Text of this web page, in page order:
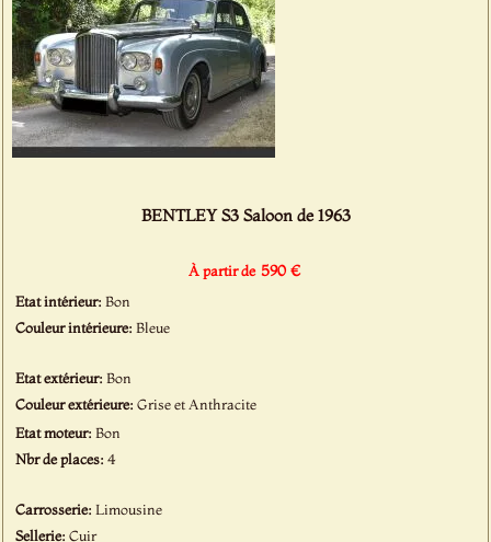
BENTLEY S3 Saloon de 1963
À partir de 590 €
Etat intérieur:Bon
Couleur intérieure:Bleue
Etat extérieur:Bon
Couleur extérieure:Grise et Anthracite
Etat moteur:Bon
Nbr de places:4
Carrosserie:Limousine
Sellerie:Cuir